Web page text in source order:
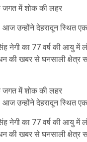
जगत में शोक की लहर
उन्होंने देहरादून स्थित
नेगी का 77 वर्ष की आयु में
की खबर से घनसाली क्षेत्र
जगत में शोक की लहर
उन्होंने देहरादून स्थित
नेगी का 77 वर्ष की आयु में
की खबर से घनसाली क्षेत्र